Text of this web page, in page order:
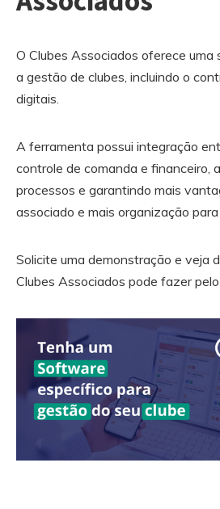
O Clubes Associados oferece uma
a gestão de clubes, incluindo o
digitais.
A ferramenta possui integração
controle de comanda e financeiro,
processos e garantindo mais
associado e mais organização para
Solicite uma demonstração e veja
Clubes Associados pode fazer pelo